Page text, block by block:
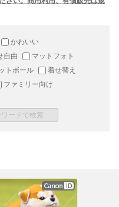
かわいい
自由
マットフォト
トボール
着せ替え
ファミリー向け